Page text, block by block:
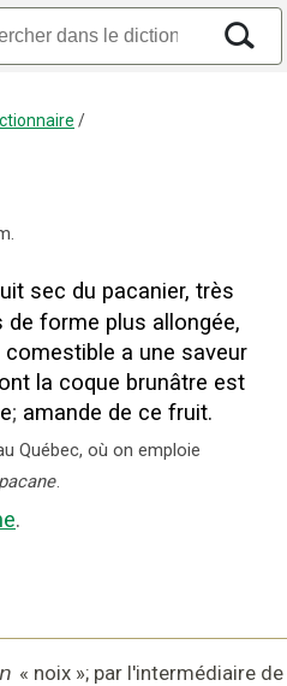
/
sec du pacanier, très
forme plus allongée,
comestible a une saveur
la coque brunâtre est
; amande de ce fruit.
Québec, où on emploie
pacane.
.
« noix »; par l'intermédiaire de